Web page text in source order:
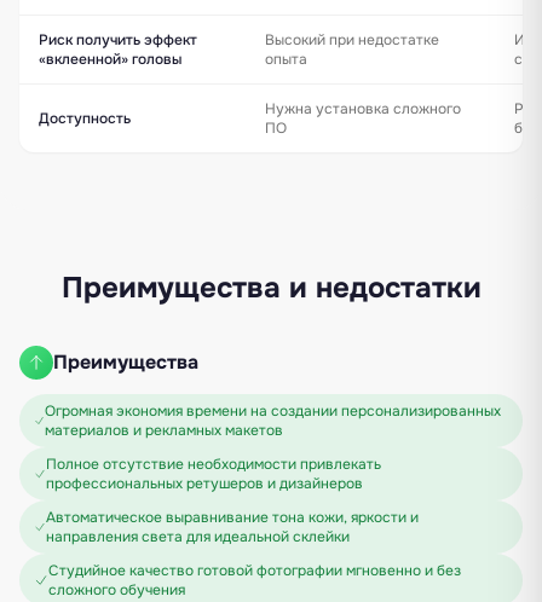
Риск получить эффект
«вклеенной» головы
Высокий при недостатке
опыта
Доступность
Нужна установка сложного
ПО
Преимущества и недостатки
Преимущества
Огромная экономия времени на создании персонализированных
материалов и рекламных макетов
Полное отсутствие необходимости привлекать
профессиональных ретушеров и дизайнеров
Автоматическое выравнивание тона кожи, яркости и
направления света для идеальной склейки
Студийное качество готовой фотографии мгновенно и без
сложного обучения